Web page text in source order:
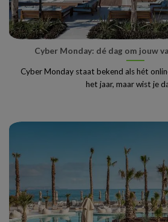
Cyber Monday: dé dag om jouw
Cyber Monday staat bekend als hét
het jaar, maar wist je